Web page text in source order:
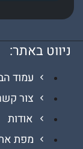
באתר:
עמוד הבית
צור קשר
אודות
מפת אתר